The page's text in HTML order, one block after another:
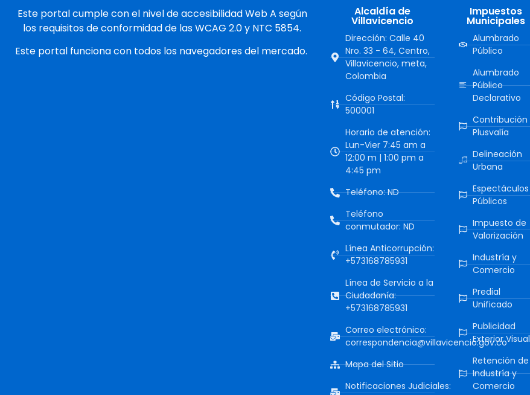
Este portal cumple con el nivel de accesibilidad Web A según
los requisitos de conformidad de las WCAG 2.0 y NTC 5854.
Este portal funciona con todos los navegadores del mercado.
Alcaldía de
Villavicencio
Dirección: Calle 40
Nro. 33 - 64, Centro,
Villavicencio, meta,
Colombia
Código Postal:
500001
Horario de atención:
Lun-Vier 7:45 am a
12:00 m | 1:00 pm a
4:45 pm
Teléfono: ND
Teléfono
conmutador: ND
Línea Anticorrupción:
+573168785931
Línea de Servicio a la
Ciudadanía:
+573168785931
Correo electrónico:
correspondencia@villavicencio.gov.co
Mapa del Sitio
Notificaciones Judiciales:
Impuestos
Municipales
Alumbrado
Público
Alumbrado
Público
Declarativo
Contribución
Plusvalía
Delineación
Urbana
Espectáculos
Públicos
Impuesto de
Valorización
Industría y
Comercio
Predial
Unificado
Publicidad
Exterior Visual
Retención de
Industría y
Comercio